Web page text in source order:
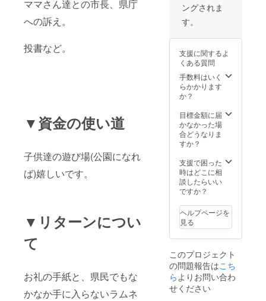
ママさん達との市長、県庁
への訴え。
投書など。
▼資金の使い道
子供達の遊び場(公園になれ
ば)嬉しいです。
▼リターンについ
て
お礼の手紙と、県民でもな
かなか手に入らないラムネ
ングされま
す。
支援に関するよ
くある質問
手数料はいく
らかかります
か？
目標金額に届
かなかった場
合どうなりま
すか？
支援で困った
時はどこに相
談したらいい
ですか？
ヘルプページを
見る
このプロジェクト
の問題報告はこち
ら よりお問い合わ
せください